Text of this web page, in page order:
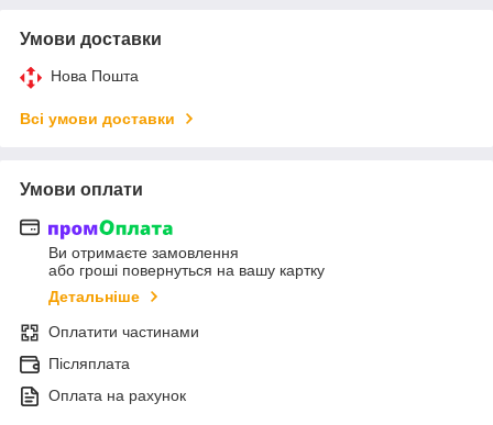
Умови доставки
Нова Пошта
Всі умови доставки
Умови оплати
Ви отримаєте замовлення
або гроші повернуться на вашу картку
Детальніше
Оплатити частинами
Післяплата
Оплата на рахунок